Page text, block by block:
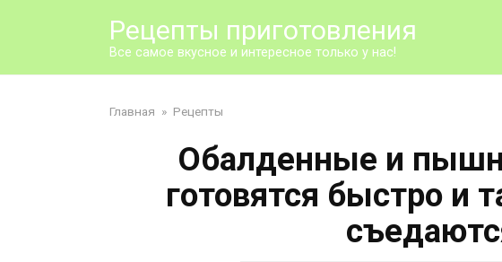
Рецепты приготовления
Все самое вкусное и интересное только у нас!
Главная » Рецепты
Обалденные и
готовятся быстро и